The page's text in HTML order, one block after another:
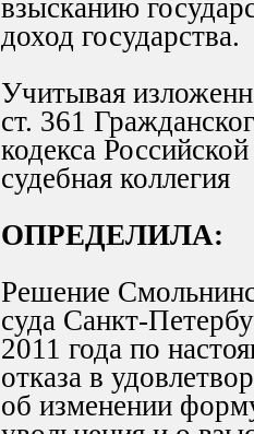
взысканию
доход государства.
Учитывая
ст. 361
кодекса
судебная коллегия
ОПРЕДЕЛИЛА:
Решение
суда Санкт-
2011 года по
отказа в
об изменении